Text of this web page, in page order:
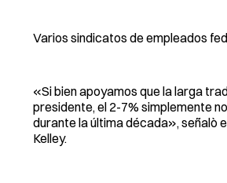
Varios sindicatos de empleados
«Si bien apoyamos que la larga
presidente, el 2-7% simplemente
durante la última década», señalò
Kelley.